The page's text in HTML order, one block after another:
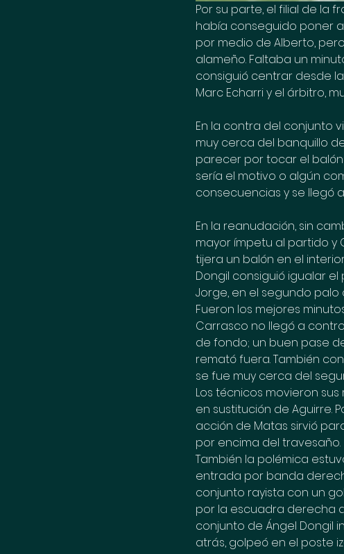
Por su parte, el filial de la
había conseguido poner
por medio de Alberto,
alameño. Faltaba un
consiguió centrar desde
Marc Echarri y el árbitro,
En la contra del conjunto
muy cerca del banquillo de
parecer por tocar el
sería el motivo o algún
consecuencias y se llegó
En la reanudación, sin
mayor ímpetu al partido y
tijera un balón en el
Dongil consiguió igualar
Jorge, en el segundo palo
Fueron los mejores
Carrasco no llegó a
de fondo; un buen pase
remató fuera. También
se fue muy cerca del
Los técnicos movieron
en sustitución de Aguirre.
acción de Matas sirvió
por encima del travesaño.
También la polémica
entrada por banda
conjunto rayista con un
por la escuadra derecha
conjunto de Ángel Dongil
atrás, golpeó en el poste